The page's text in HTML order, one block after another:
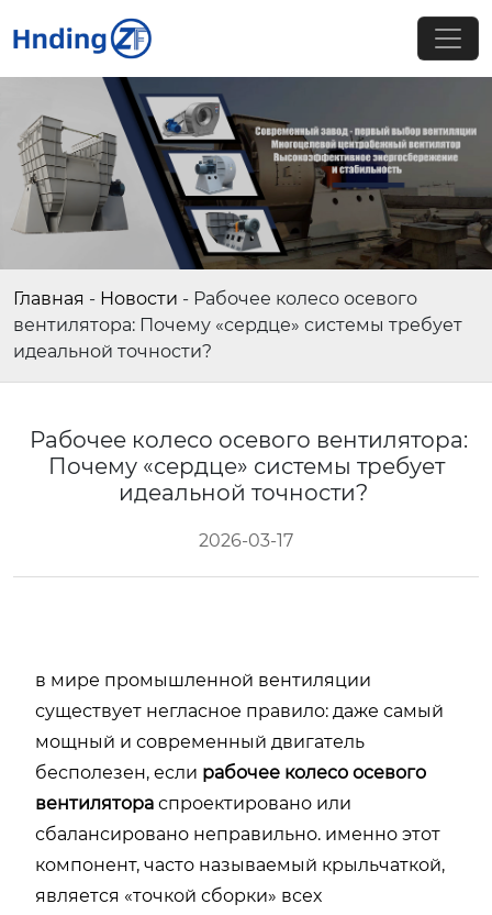
Главная - Новости - Рабочее колесо осевого
вентилятора: Почему «сердце» системы требует
идеальной точности?
Рабочее колесо осевого вентилятора:
Почему «сердце» системы требует
идеальной точности?
2026-03-17
в мире промышленной вентиляции
существует негласное правило: даже самый
мощный и современный двигатель
бесполезен, если рабочее колесо осевого
вентилятора спроектировано или
сбалансировано неправильно. именно этот
компонент, часто называемый крыльчаткой,
является «точкой сборки» всех